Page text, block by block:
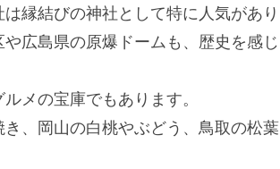
縁結びの神社として特に人気があり
広島県の原爆ドームも、歴史を感
メの宝庫でもあります。
、岡山の白桃やぶどう、鳥取の松